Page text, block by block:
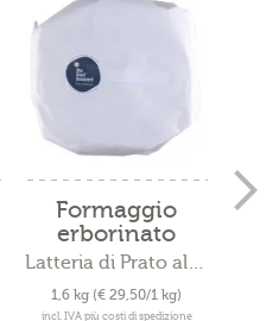
Formaggio
erborinato
Trada Bio
Latteria di Prato allo Stelvio
1,6 kg (€ 29,50/1 kg)
incl. IVA più costi di spedizione